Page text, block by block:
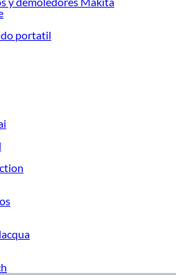
portatil